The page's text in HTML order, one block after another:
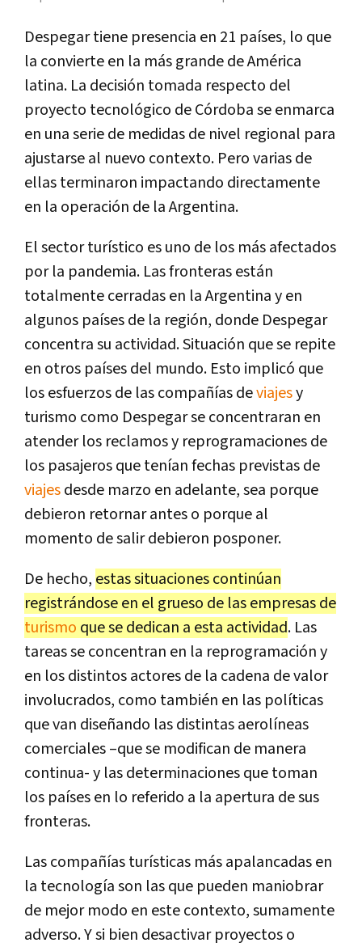
Despegar tiene presencia en 21 países, lo que
la convierte en la más grande de América
latina. La decisión tomada respecto del
proyecto tecnológico de Córdoba se enmarca
en una serie de medidas de nivel regional para
ajustarse al nuevo contexto. Pero varias de
ellas terminaron impactando directamente
en la operación de la Argentina.
El sector turístico es uno de los más afectados
por la pandemia. Las fronteras están
totalmente cerradas en la Argentina y en
algunos países de la región, donde Despegar
concentra su actividad. Situación que se repite
en otros países del mundo. Esto implicó que
los esfuerzos de las compañías deviajesy
turismo como Despegar se concentraran en
atender los reclamos y reprogramaciones de
los pasajeros que tenían fechas previstas de
viajesdesde marzo en adelante, sea porque
debieron retornar antes o porque al
momento de salir debieron posponer.
De hecho, estas situaciones continúan
registrándose en el grueso de las empresas de
turismo que se dedican a esta actividad. Las
tareas se concentran en la reprogramación y
en los distintos actores de la cadena de valor
involucrados, como también en las políticas
que van diseñando las distintas aerolíneas
comerciales –que se modifican de manera
continua- y las determinaciones que toman
los países en lo referido a la apertura de sus
fronteras.
Las compañías turísticas más apalancadas en
la tecnología son las que pueden maniobrar
de mejor modo en este contexto, sumamente
adverso. Y si bien desactivar proyectos o